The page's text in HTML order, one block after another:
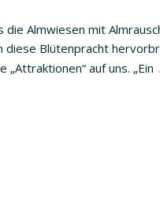
Almwiesen mit
Blütenpracht
auf uns. „Ein